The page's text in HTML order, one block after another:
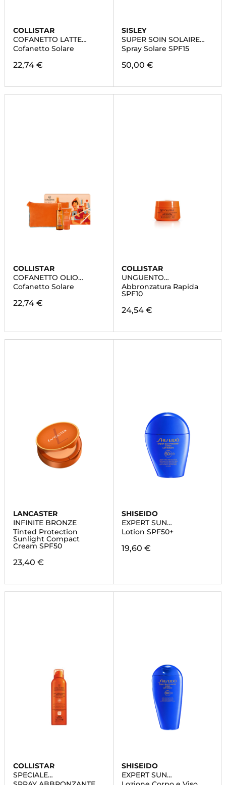
COLLISTAR
COFANETTO LATTE
SPRAY ABBRONZANTE
IDRATANTE SPF 20
Cofanetto Solare
22,74 €
SISLEY
SUPER SOIN SOLAIRE
HUILE D'ETÉ CORPS
Spray Solare SPF15
50,00 €
COLLISTAR
COFANETTO OLIO
SECCO
SUPERABBRONZANTE
IDRATANTE SPF 6
Cofanetto Solare
22,74 €
COLLISTAR
UNGUENTO
CONCENTRATO
SUPERABBRONZANTE
Abbronzatura Rapida
SPF10
24,54 €
LANCASTER
INFINITE BRONZE
Tinted Protection
Sunlight Compact
Cream SPF50
23,40 €
SHISEIDO
EXPERT SUN
PROTECTOR
Lotion SPF50+
19,60 €
COLLISTAR
SPECIALE
ABBRONZATURA
SHISEIDO
EXPERT SUN
PROTECTOR